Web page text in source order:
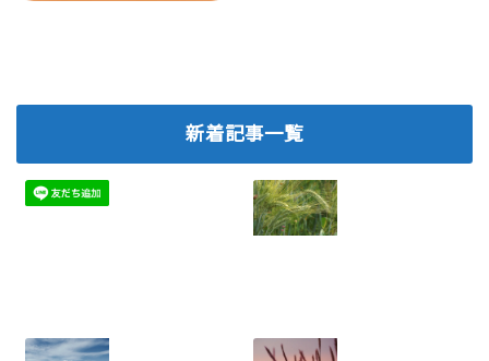
新着記事一覧
ぐ！メンバー定着